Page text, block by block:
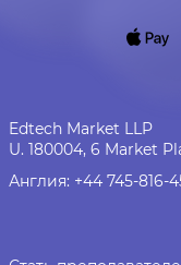
Edtech Market LLP
U. 180004, 6 Market
Англия: +44 745-816-